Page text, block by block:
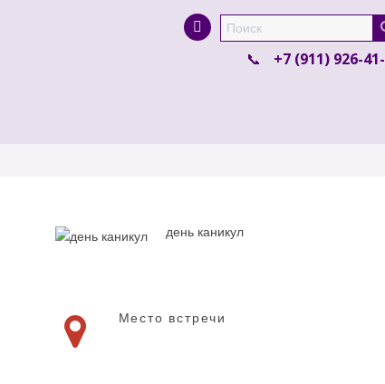
+7 (911) 926-
день каникул
Место встречи